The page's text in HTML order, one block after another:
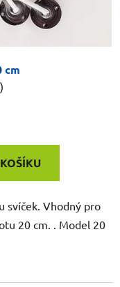
cm
svíček. Vhodný pro
20 cm. . Model 20